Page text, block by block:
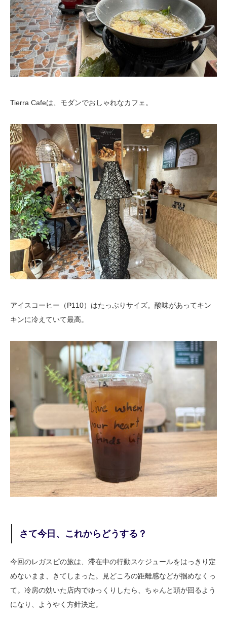
Tierra Cafeは、モダンでおしゃれなカフェ。
アイスコーヒー（₱110）はたっぷりサイズ。酸味があってキン
キンに冷えていて最高。
さて今日、これからどうする？
今回のレガスピの旅は、滞在中の行動スケジュールをはっきり定
めないまま、きてしまった。見どころの距離感などが掴めなくっ
て。冷房の効いた店内でゆっくりしたら、ちゃんと頭が回るよう
になり、ようやく方針決定。